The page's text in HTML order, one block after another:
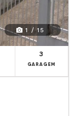
1 / 15
3
GARAGEM